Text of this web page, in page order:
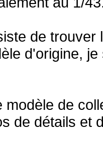
de
d'origine,
modèle de
de détails et